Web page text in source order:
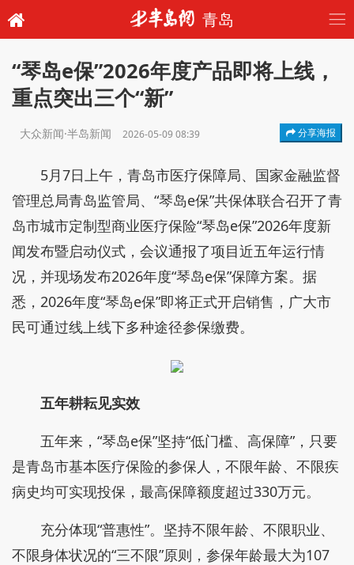
青岛
“琴岛e保”2026年度产品即将上线，
重点突出三个“新”
大众新闻·半岛新闻 2026-05-09 08:39 分享海报
5月7日上午，青岛市医疗保障局、国家金融监督
管理总局青岛监管局、“琴岛e保”共保体联合召开了青
岛市城市定制型商业医疗保险“琴岛e保”2026年度新
闻发布暨启动仪式，会议通报了项目近五年运行情
况，并现场发布2026年度“琴岛e保”保障方案。据
悉，2026年度“琴岛e保”即将正式开启销售，广大市
民可通过线上线下多种途径参保缴费。
五年耕耘见实效
五年来，“琴岛e保”坚持“低门槛、高保障”，只要
是青岛市基本医疗保险的参保人，不限年龄、不限疾
病史均可实现投保，最高保障额度超过330万元。
充分体现“普惠性”。坚持不限年龄、不限职业、
不限身体状况的“三不限”原则，参保年龄最大为107